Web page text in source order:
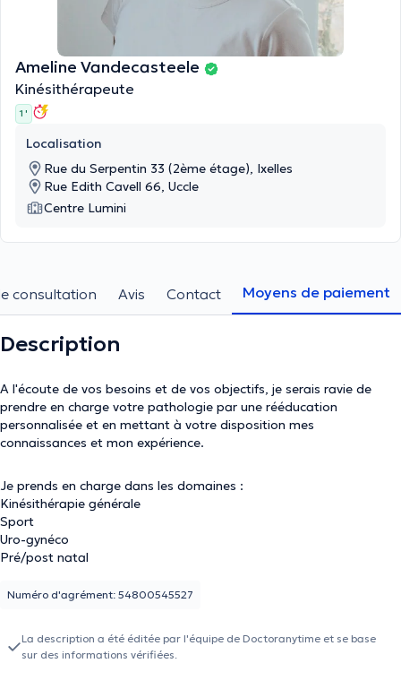
Ameline Vandecasteele
Kinésithérapeute
1 '
Localisation
Rue du Serpentin 33 (2ème étage), Ixelles
Rue Edith Cavell 66, Uccle
Centre Lumini
consultation Avis Contact Moyens de paiement
Description
A l'écoute de vos besoins et de vos objectifs, je serais ravie de
prendre en charge votre pathologie par une rééducation
personnalisée et en mettant à votre disposition mes
connaissances et mon expérience.
Je prends en charge dans les domaines :
Kinésithérapie générale
Sport
Uro-gynéco
Pré/post natal
Numéro d'agrément: 54800545527
La description a été éditée par l'équipe de Doctoranytime et se base
sur des informations vérifiées.